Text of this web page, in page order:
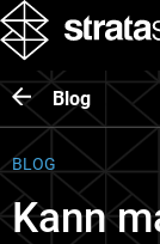
Blog
BLOG
Kann